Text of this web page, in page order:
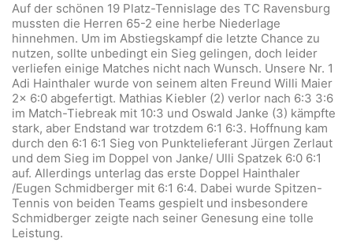
Auf der schönen 19 Platz-Tennislage des TC Ravensburg
mussten die Herren 65-2 eine herbe Niederlage
hinnehmen. Um im Abstiegskampf die letzte Chance zu
nutzen, sollte unbedingt ein Sieg gelingen, doch leider
verliefen einige Matches nicht nach Wunsch. Unsere Nr. 1
Adi Hainthaler wurde von seinem alten Freund Willi Maier
2x 6:0 abgefertigt. Mathias Kiebler (2) verlor nach 6:3 3:6
im Match-Tiebreak mit 10:3 und Oswald Janke (3) kämpfte
stark, aber Endstand war trotzdem 6:1 6:3. Hoffnung kam
durch den 6:1 6:1 Sieg von Punktelieferant Jürgen Zerlaut
und dem Sieg im Doppel von Janke/ Ulli Spatzek 6:0 6:1
auf. Allerdings unterlag das erste Doppel Hainthaler
/Eugen Schmidberger mit 6:1 6:4. Dabei wurde Spitzen-
Tennis von beiden Teams gespielt und insbesondere
Schmidberger zeigte nach seiner Genesung eine tolle
Leistung.